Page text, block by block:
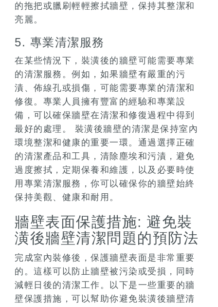
的拖把或臘刷輕輕擦拭牆壁，保持其整潔和
亮麗。
5. 專業清潔服務
在某些情況下，裝潢後的牆壁可能需要專業
的清潔服務。例如，如果牆壁有嚴重的污
漬、佈線孔或損傷，可能需要專業的清潔和
修復。專業人員擁有豐富的經驗和專業設
備，可以確保牆壁在清潔和修復過程中得到
最好的處理。 裝潢後牆壁的清潔是保持室內
環境整潔和健康的重要一環。通過選擇正確
的清潔產品和工具，清除塵埃和污漬，避免
過度擦拭，定期保養和維護，以及必要時使
用專業清潔服務，你可以確保你的牆壁始終
保持美觀、健康和耐用。
牆壁表面保護措施: 避免裝
潢後牆壁清潔問題的預防法
完成室內裝修後，保護牆壁表面是非常重要
的。這樣可以防止牆壁被污染或受損，同時
減輕日後的清潔工作。以下是一些重要的牆
壁保護措施，可以幫助你避免裝潢後牆壁清